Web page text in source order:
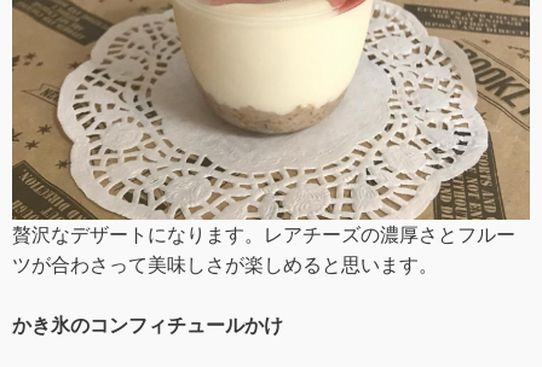
贅沢なデザートになります。レアチーズの濃厚さとフルー
ツが合わさって美味しさが楽しめると思います。
かき氷のコンフィチュールかけ